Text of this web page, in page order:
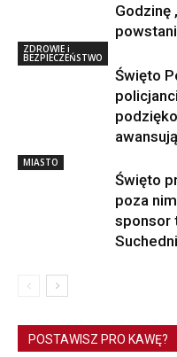
Godzinę
ZDROWIE i
BEZPIECZEŃSTWO
Święto
awansują
MIASTO
Święto
poza
sponsor
POSTAWISZ PRO KAWĘ?